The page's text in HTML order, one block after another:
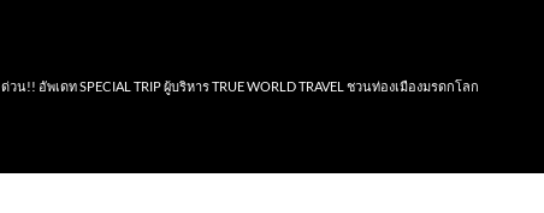
ด่วน!! อัพเดท SPECIAL TRIP ผู้บริหาร TRUE WORLD TRAVEL ชวนท่องเมืองมรดกโลก